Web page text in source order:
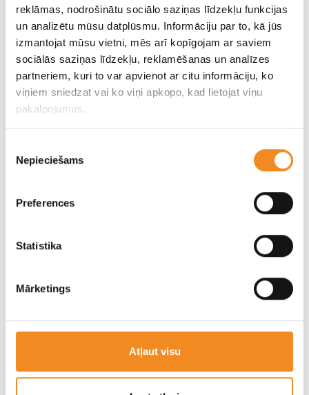
reklāmas, nodrošinātu sociālo saziņas līdzekļu funkcijas
un analizētu mūsu datplūsmu. Informāciju par to, kā jūs
izmantojat mūsu vietni, mēs arī kopīgojam ar saviem
sociālās saziņas līdzekļu, reklamēšanas un analīzes
partneriem, kuri to var apvienot ar citu informāciju, ko
viņiem sniedzat vai ko viņi apkopo, kad lietojat viņu
pakalpojumus.
izvēle
Nepieciešams
Preferences
Statistika
Mārketings
Atļaut visu
+ 7 Фото
ухоженным, без царапин и повреждений. Оборудования и